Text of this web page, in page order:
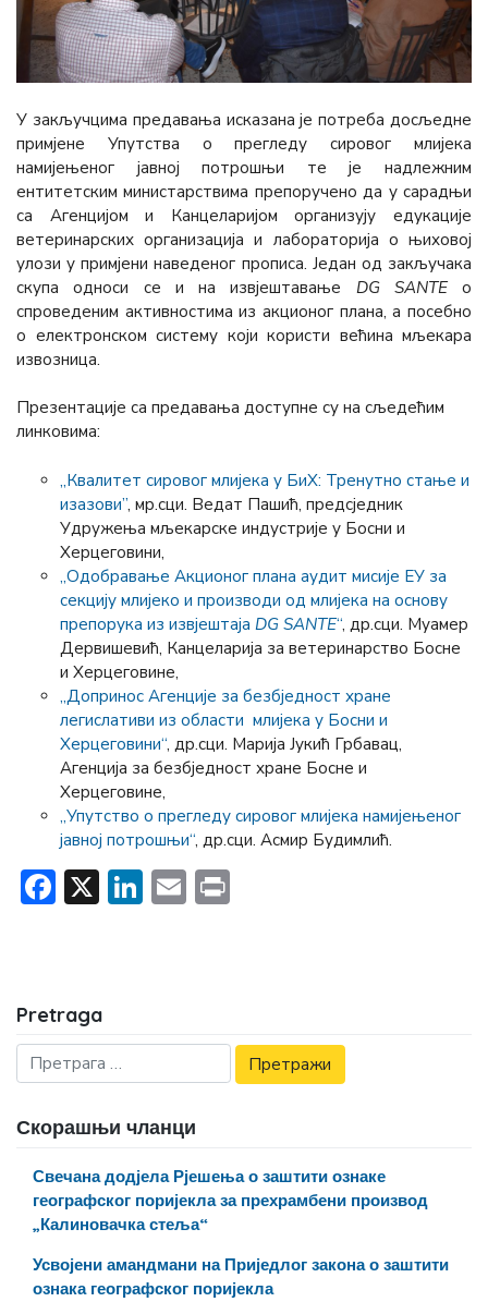
У закључцима предавања исказана је потреба досљедне
примјене Упутства о прегледу сировог млијека
намијењеног јавној потрошњи те је надлежним
ентитетским министарствима препоручено да у сарадњи
са Агенцијом и Канцеларијом организују едукације
ветеринарских организација и лабораторија о њиховој
улози у примјени наведеног прописа. Један од закључака
скупа односи се и на извјештавање DG SANTEо
спроведеним активностима из акционог плана, а посебно
о електронском систему који користи већина мљекара
извозница.
Презентације сa предавања доступне су на сљедећим
линковима:
„Квалитет сировог млијека у БиХ: Тренутно стање и
изазови”, мр.сци. Ведат Пашић, предсједник
Удружења мљекарске индустрије у Босни и
Херцеговини,
„Одобравање Акционог плана аудит мисије ЕУ за
секцију млијеко и производи од млијека на основу
препорука из извјештаја DG SANTE“, др.сци. Муамер
Дервишевић, Канцеларија за ветеринарство Босне
и Херцеговине,
„Допринос Агенције за безбједност хране
легислативи из области млијека у Босни и
Херцеговини“, др.сци. Марија Јукић Грбавац,
Агенција за безбједност хране Босне и
Херцеговине,
„Упутство о прегледу сировог млијека намијењеног
јавној потрошњи“, др.сци. Асмир Будимлић.
Facebook
X LinkedIn
Email
Pretraga
Скорашњи чланци
Свечана додјела Рјешења о заштити ознаке
географског поријекла за прехрамбени производ
„Калиновачка стеља“
Усвојени амандмани на Приједлог закона о заштити
ознака географског поријекла